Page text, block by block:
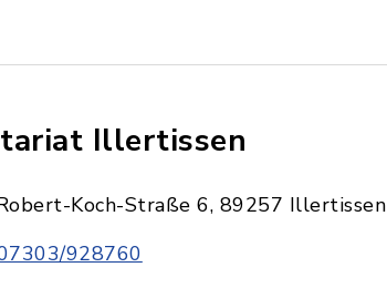
Illertissen
Koch-Straße 6, 89257 Illertissen
928760